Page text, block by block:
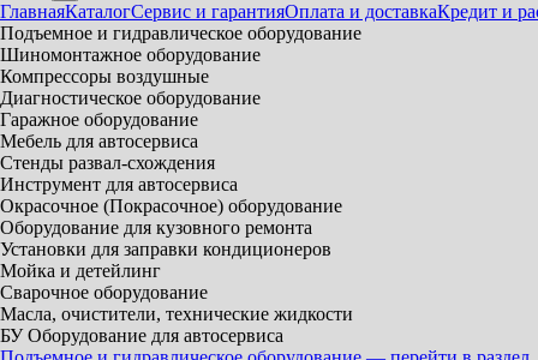
ГлавнаяКаталогСервис и гарантияОплата и доставкаКредит и
Подъемное и гидравлическое оборудование
Шиномонтажное оборудование
Компрессоры воздушные
Диагностическое оборудование
Гаражное оборудование
Мебель для автосервиса
Стенды развал-схождения
Инструмент для автосервиса
Окрасочное (Покрасочное) оборудование
Оборудование для кузовного ремонта
Установки для заправки кондиционеров
Мойка и детейлинг
Сварочное оборудование
Масла, очистители, технические жидкости
БУ Оборудование для автосервиса